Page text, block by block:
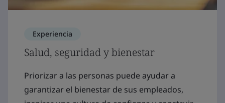
Experiencia
Salud, seguridad y bienestar
Priorizar a las personas puede ayudar a
garantizar el bienestar de sus empleados,